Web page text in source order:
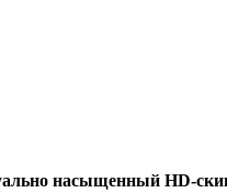
насыщенный HD-